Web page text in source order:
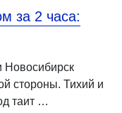
за 2 часа:
Новосибирск
стороны. Тихий и
таит …